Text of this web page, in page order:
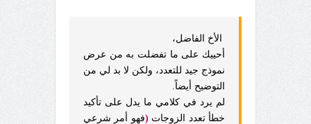
الأخ الفاضل،
أحييك على ما تفضلت به من عرض
نموذج جيد للتعدد، ولكن لا بد لي من
التوضيح أيضاً.
لم يرد في كلامي ما يدل على تأكيد
خطأ تعدد الزوجات (فهو أمر شرعي